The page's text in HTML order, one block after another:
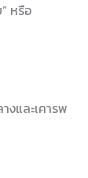
หรือ
และเคารพ